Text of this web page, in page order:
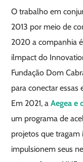
O trabalho em
2013 por meio de
2020 a companhia
ilmpact do
Fundação Dom
para conectar essas
Em 2021, aAegea e
um programa de
projetos que
impulsionem seus